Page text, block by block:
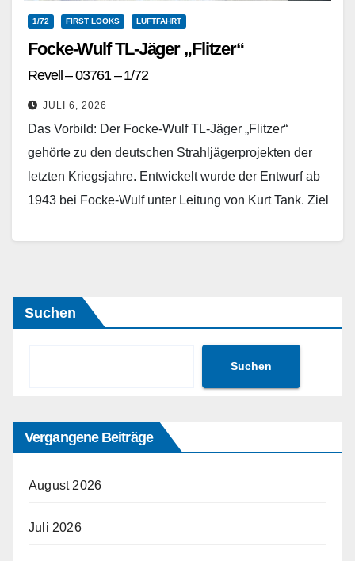
1/72 FIRST LOOKS LUFTFAHRT
Focke-Wulf TL-Jäger „Flitzer“
Revell – 03761 – 1/72
JULI 6, 2026
Das Vorbild: Der Focke-Wulf TL-Jäger „Flitzer“
gehörte zu den deutschen Strahljägerprojekten der
letzten Kriegsjahre. Entwickelt wurde der Entwurf ab
1943 bei Focke-Wulf unter Leitung von Kurt Tank. Ziel
Suchen
Suchen
Vergangene Beiträge
August 2026
Juli 2026